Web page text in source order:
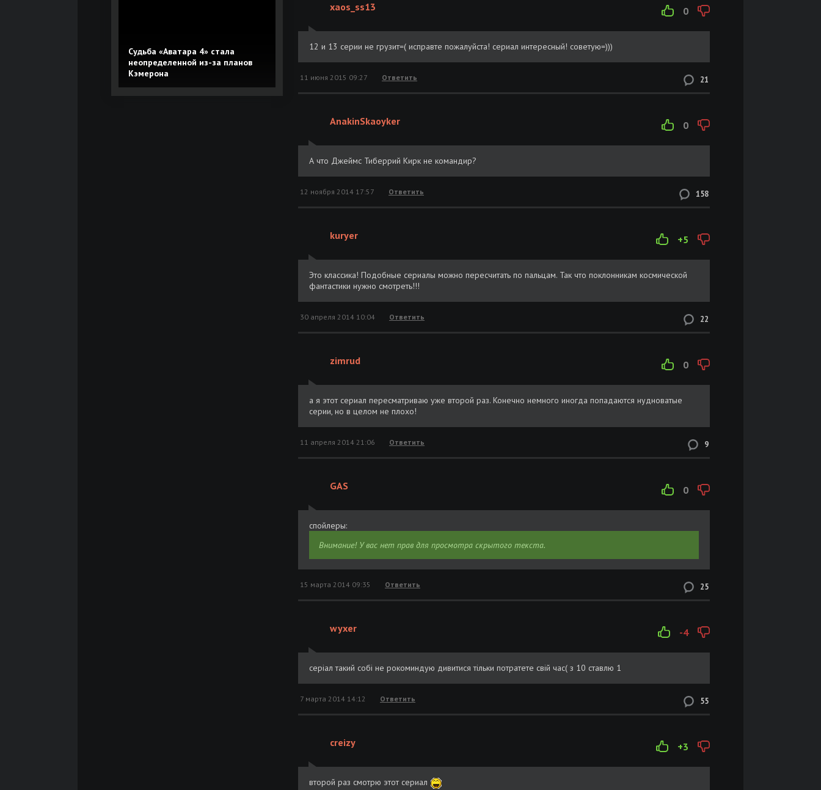
Судьба «Аватара 4» стала
неопределенной из-за планов
Кэмерона
0
xaos_ss13
12 и 13 серии не грузит=( исправте пожалуйста! сериал интересный! советую=)))
21
11 июня 2015 09:27 Ответить
0
AnakinSkaoyker
А что Джеймс Тиберрий Кирк не командир?
158
12 ноября 2014 17:57 Ответить
+5
kuryer
Это классика! Подобные сериалы можно пересчитать по пальцам. Так что поклонникам космической
фантастики нужно смотреть!!!
22
30 апреля 2014 10:04 Ответить
0
zimrud
а я этот сериал пересматриваю уже второй раз. Конечно немного иногда попадаются нудноватые
серии, но в целом не плохо!
9
11 апреля 2014 21:06 Ответить
0
GAS
спойлеры:
Внимание! У вас нет прав для просмотра скрытого текста.
25
15 марта 2014 09:35 Ответить
-4
wyxer
серіал такий собі не рокоминдую дивитися тільки потратете свій час( з 10 ставлю 1
55
7 марта 2014 14:12 Ответить
+3
creizy
второй раз смотрю этот сериал